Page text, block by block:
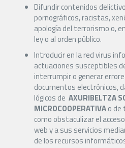
Difundir contenidos
pornográficos, racistas,
apología del terrorismo o,
ley o al orden público.
Introducir en la red virus
actuaciones susceptibles
interrumpir o generar
documentos electrónicos,
lógicos de AXURIBELTZA
MICROCOOPERATIVAo de
como obstaculizar el
web y a sus servicios
de los recursos